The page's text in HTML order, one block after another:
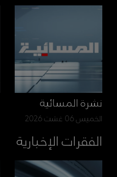
نشرة المسائية
الخميس 06 غشت 2026
الفقرات الإخبارية